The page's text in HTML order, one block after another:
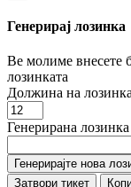
Генерирај лозинка
Ве молиме внесете
лозинката
Должина на лозинка
Генерирана лозинка
Генерирајте нова
Затвори тикет